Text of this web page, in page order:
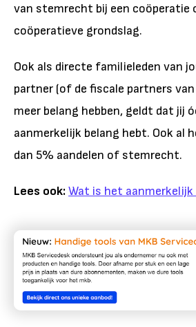
van stemrecht bij een coöperatie
coöperatieve grondslag.
Ook als directe familieleden van
partner (of de fiscale partners
meer belang hebben, geldt dat jij
aanmerkelijk belang hebt. Ook al
dan 5% aandelen of stemrecht.
Lees ook:Wat is het